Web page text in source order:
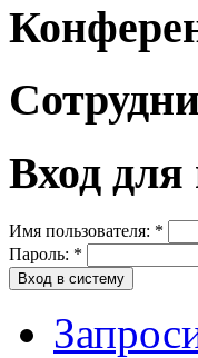
Вход для
Имя пользователя: *
Пароль: *